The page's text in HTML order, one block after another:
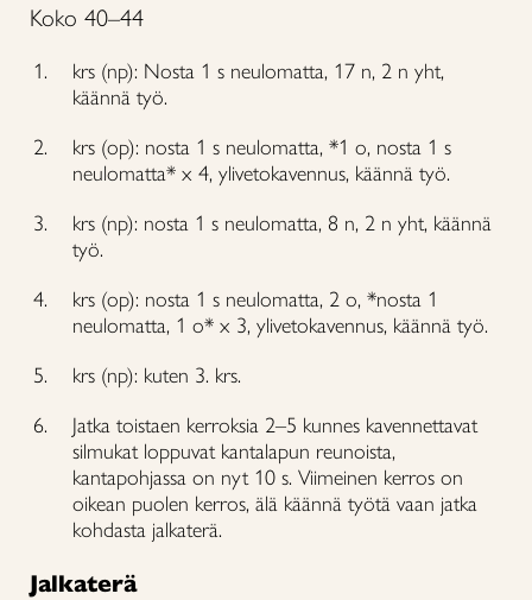
Koko 40–44
krs (np): Nosta 1 s neulomatta, 17 n, 2 n yht,
käännä työ.
krs (op): nosta 1 s neulomatta, *1 o, nosta 1 s
neulomatta* x 4, ylivetokavennus, käännä työ.
krs (np): nosta 1 s neulomatta, 8 n, 2 n yht, käännä
työ.
krs (op): nosta 1 s neulomatta, 2 o, *nosta 1
neulomatta, 1 o* x 3, ylivetokavennus, käännä työ.
krs (np): kuten 3. krs.
Jatka toistaen kerroksia 2–5 kunnes kavennettavat
silmukat loppuvat kantalapun reunoista,
kantapohjassa on nyt 10 s. Viimeinen kerros on
oikean puolen kerros, älä käännä työtä vaan jatka
kohdasta jalkaterä.
Jalkaterä